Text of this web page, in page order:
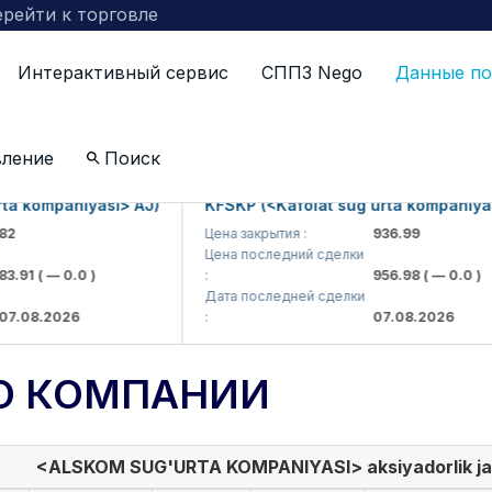
к торговле
Интерактивный сервис СППЗ Nego Данные
Поиск
AJ)
( — 0.0 )
KFSKP (<Kafolat sug'urta kompaniyasi>
Цена закрытия :
936.99
Цена последний сделки
956.98( — 0.0 )
Дата последней сделки
07.08.2026
КОМПАНИИ
<ALSKOM SUG'URTA KOMPANIYASI> aksiyadorlik